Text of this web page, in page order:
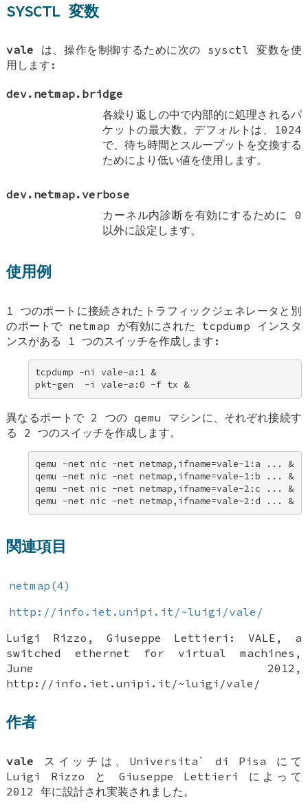
SYSCTL 変数
vale は、操作を制御するために次の sysctl 変数を使
用します:
dev.netmap.bridge
各繰り返しの中で内部的に処理されるパ
ケットの最大数。デフォルトは、1024
で、待ち時間とスループットを交換する
ためにより低い値を使用します。
dev.netmap.verbose
カーネル内診断を有効にするために 0
以外に設定します。
使用例
1 つのポートに接続されたトラフィックジェネレータと別
のポートで netmap が有効にされた tcpdump インスタ
ンスがある 1 つのスイッチを作成します:
tcpdump -ni vale-a:1 &
pkt-gen  -i vale-a:0 -f tx &
異なるポートで 2 つの qemu マシンに、それぞれ接続す
る 2 つのスイッチを作成します。
qemu -net nic -net netmap,ifname=vale-1:a ... &
qemu -net nic -net netmap,ifname=vale-1:b ... &
qemu -net nic -net netmap,ifname=vale-2:c ... &
qemu -net nic -net netmap,ifname=vale-2:d ... &
関連項目
netmap(4)
http://info.iet.unipi.it/~luigi/vale/
Luigi Rizzo, Giuseppe Lettieri: VALE, a
switched ethernet for virtual machines,
June 2012,
http://info.iet.unipi.it/~luigi/vale/
作者
vale スイッチは、Universita` di Pisa にて
Luigi Rizzo と Giuseppe Lettieri
によって
2012 年に設計され実装されました。